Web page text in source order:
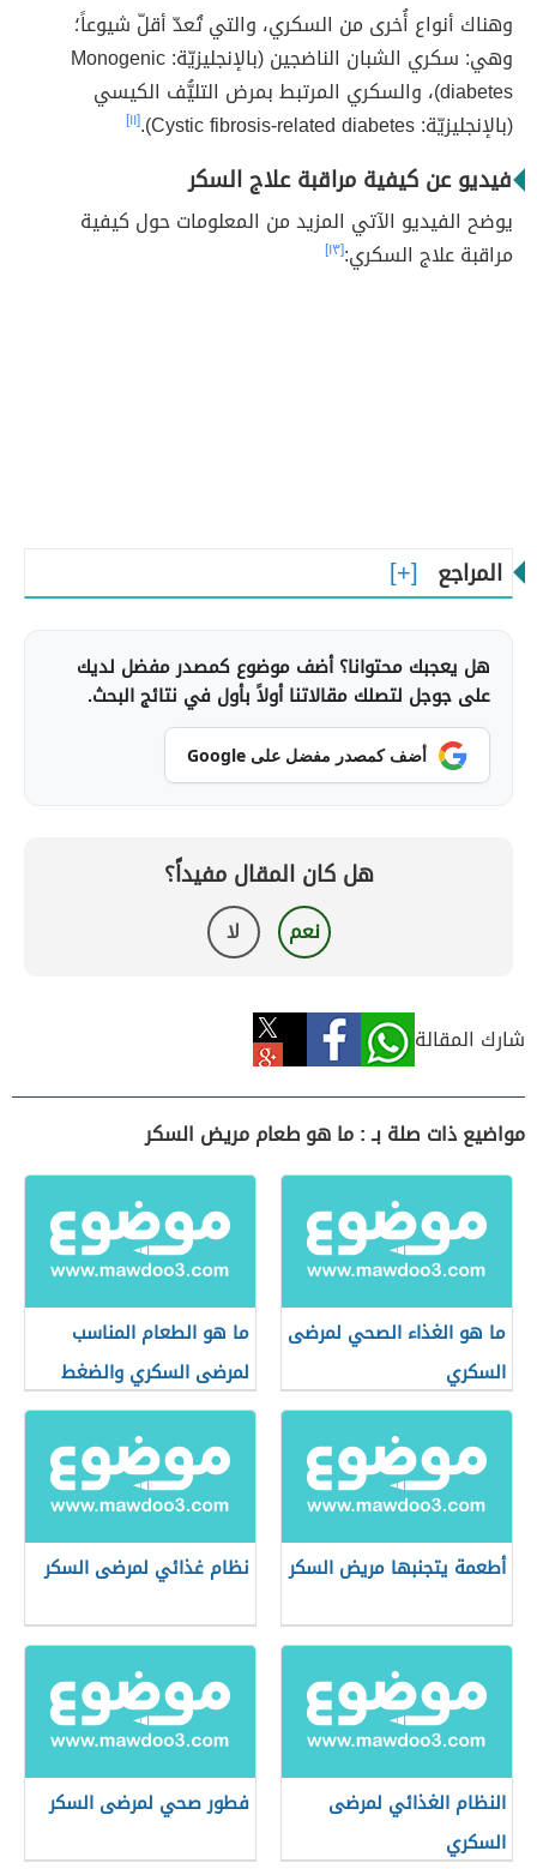
وهناك أنواع أُخرى من السكري، والتي تُعدّ أقلّ شيوعاً؛
وهي: سكري الشبان الناضجين (بالإنجليزيّة: Monogenic
diabetes)، والسكري المرتبط بمرض التليُّف الكيسي
(بالإنجليزيّة: Cystic fibrosis-related diabetes).
[١١]
فيديو عن كيفية مراقبة علاج السكر
يوضح الفيديو الآتي المزيد من المعلومات حول كيفية
مراقبة علاج السكري:[١٣]
المراجع
هل يعجبك محتوانا؟ أضف موضوع كمصدر مفضل لديك
على جوجل لتصلك مقالاتنا أولاً بأول في نتائج البحث.
أضف كمصدر مفضل على Google
هل كان المقال مفيداً؟
نعم لا
شارك المقالة
مواضيع ذات صلة بـ : ما هو طعام مريض السكر
ما هو الغذاء الصحي لمرضى
السكري
ما هو الطعام المناسب
لمرضى السكري والضغط
أطعمة يتجنبها مريض السكر نظام غذائي لمرضى السكر
النظام الغذائي لمرضى
السكري
فطور صحي لمرضى السكر